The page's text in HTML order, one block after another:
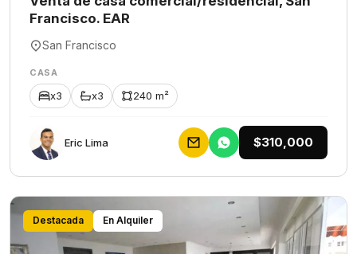
Francisco. EAR
San Francisco
CASA
x3 x3 240 m²
Eric Lima $310,000
Destacada En Alquiler